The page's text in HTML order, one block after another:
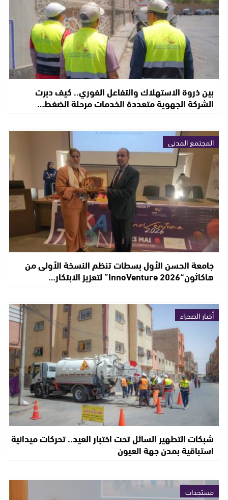
بين ذروة الاستهلاك والتفاعل الفوري.. كيف دبرت
الشركة الجهوية متعددة الخدمات مرحلة الضغط…
المجتمع المدني
جامعة الحسن الأول بسطات تنظم النسخة الأولى من
هاكاثون“InnoVenture 2026” لتعزيز الابتكار…
أخبار الصحراء
شبكات التطهير السائل تحت اختبار العيد.. تحركات ميدانية
استباقية بمدن جهة العيون
مستجدات